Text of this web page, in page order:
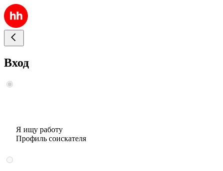
Вход
Я ищу работу
Профиль соискателя